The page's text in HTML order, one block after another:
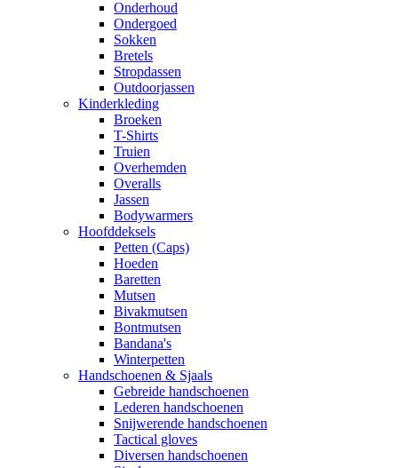
Onderhoud
Ondergoed
Sokken
Bretels
Stropdassen
Outdoorjassen
Kinderkleding
Broeken
T-Shirts
Truien
Overhemden
Overalls
Jassen
Bodywarmers
Hoofddeksels
Petten (Caps)
Hoeden
Baretten
Mutsen
Bivakmutsen
Bontmutsen
Bandana's
Winterpetten
Handschoenen & Sjaals
Gebreide handschoenen
Lederen handschoenen
Snijwerende handschoenen
Tactical gloves
Diversen handschoenen